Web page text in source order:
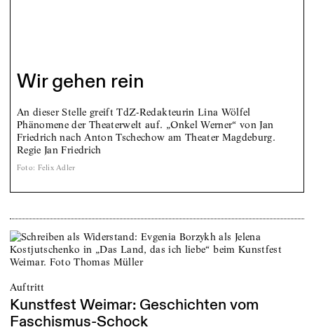
Wir gehen rein
An dieser Stelle greift ­TdZ-Redakteurin Lina Wölfel
Phänomene der Theaterwelt auf. „Onkel Werner“ von Jan
Friedrich nach Anton Tschechow am Theater Magdeburg.
Regie Jan Friedrich
Foto: Felix Adler
Auftritt
Kunstfest Weimar: Geschichten vom
Faschismus-Schock